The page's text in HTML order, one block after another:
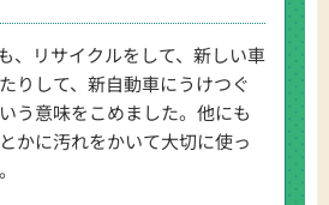
、リサイクルをして、新しい車
りして、新自動車にうけつぐ
う意味をこめました。他にも
かに汚れをかいて大切に使っ